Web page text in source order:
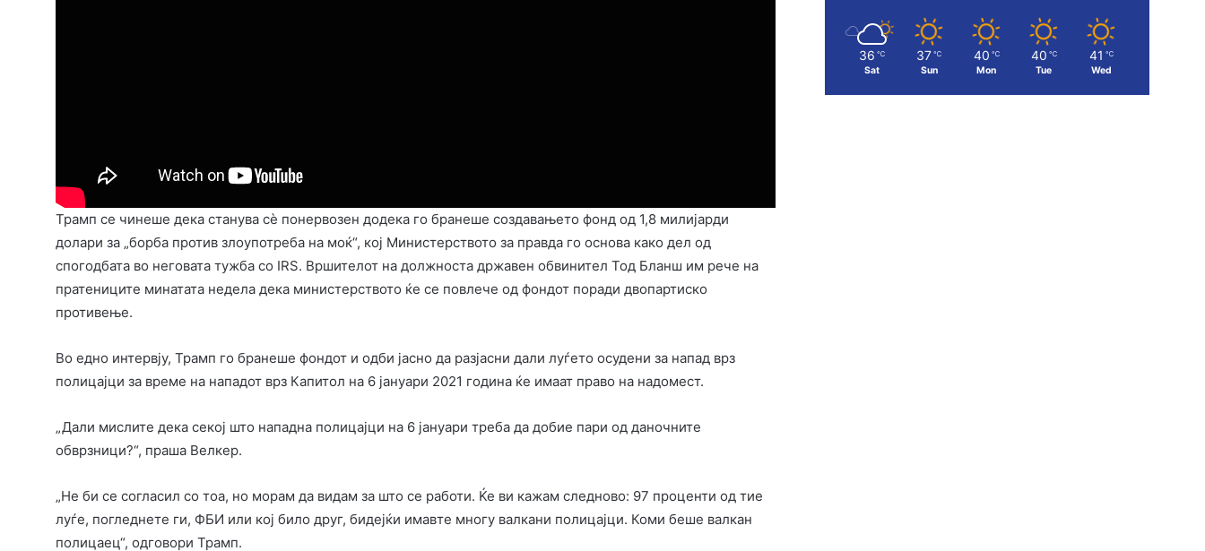
Трамп се чинеше дека станува сè понервозен додека го бранеше создавањето фонд од 1,8 милијарди
долари за „борба против злоупотреба на моќ“, кој Министерството за правда го основа како дел од
спогодбата во неговата тужба со IRS. Вршителот на должноста државен обвинител Тод Бланш им рече на
пратениците минатата недела дека министерството ќе се повлече од фондот поради двопартиско
противење.
Во едно интервју, Трамп го бранеше фондот и одби јасно да разјасни дали луѓето осудени за напад врз
полицајци за време на нападот врз Капитол на 6 јануари 2021 година ќе имаат право на надомест.
„Дали мислите дека секој што нападна полицајци на 6 јануари треба да добие пари од даночните
обврзници?“, праша Велкер.
„Не би се согласил со тоа, но морам да видам за што се работи. Ќе ви кажам следново: 97 проценти од тие
луѓе, погледнете ги, ФБИ или кој било друг, бидејќи имавте многу валкани полицајци. Коми беше валкан
полицаец“, одговори Трамп.
36 ℃
Sat
37 ℃
Sun
40 ℃
Mon
40 ℃
Tue
41 ℃
Wed